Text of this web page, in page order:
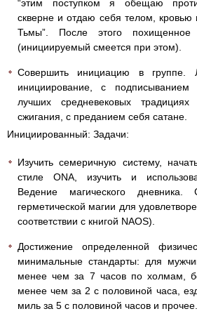
“этим поступком я обещаю
скверне и отдаю себя телом,
Тьмы”. После этого похищенное
(инициируемый смеется при этом).
Совершить инициацию в группе.
инициирование, с
лучших средневековых
сжигания, с преданием себя сатане.
Инициированный: Задачи:
Изучить семеричную систему,
стиле ONA, изучить и
Ведение магического дневника.
герметической магии для
соответствии с книгой NAOS).
Достижение определенной
минимальные стандарты: для
менее чем за 7 часов по холмам,
менее чем за 2 с половиной часа,
миль за 5 с половиной часов и прочее.